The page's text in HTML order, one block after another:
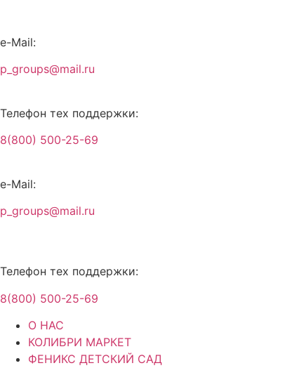
содержимому
e-Mail:
p_groups@mail.ru
Телефон тех поддержки:
8(800) 500-25-69
e-Mail:
p_groups@mail.ru
Телефон тех поддержки:
8(800) 500-25-69
О НАС
КОЛИБРИ МАРКЕТ
ФЕНИКС ДЕТСКИЙ САД